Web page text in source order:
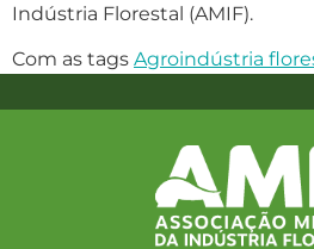
Indústria Florestal (AMIF).
Com as tags Agroindústria